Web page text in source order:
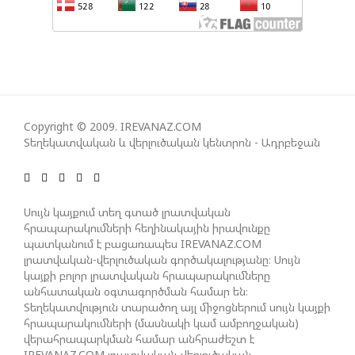
ՄԻԽԵԻԼ ԿԱՎԵԼԱՇՎԻԼԻ. ԱԴՐԲԵՋԱՆԸ, ԹՈՒՐՔԻԱՆ,
ՉԻՆԱՍՏԱՆԸ ԲԱՐՁՐ ԵՆ ԳՆԱՀԱՏՈՒՄ ՎՐԱՍՏԱՆԻ
ՉԵՉԵԼԱՇՎԻԼԻՆ ԱԴՐԲԵՋԱՆ-ԳԵՐՄԱՆԻԱ ԵՐԿԿՈՂՄ
ՌԱԶՄԱՎԱՐԱԿԱՆ ԳՈՐԾԸՆԿԵՐՈՒԹՅԱՆ ՄԱՍԻՆ
ՈՒԿՐԱԻՆԱՅՈՒՄ ԱԴՐԲԵՋԱՆԱԿԱՆ ՍՓՅՈՒՌՔԻ
ԱԿՏԻՎԻՍՏԻ ՈՐԴԻՆ ՆՇԱՆԱԿՎԵԼ Է ԿԻևԻ ՄԱՐԶԻ
Copyright © 2009. IREVANAZ.COM
Տեղեկատվական և վերլուծական կենտրոն - Ադրբեջան
Սույն կայքում տեղ գտած լրատվական
հրապարակումների հեղինակային իրավունքը
պատկանում է բացառապես IREVANAZ.COM
լրատվական-վերլուծական գործակալությանը։ Սույն
կայքի բոլոր լրատվական հրապարակումները
անհատական օգտագործման համար են։
Տեղեկատվություն տարածող այլ միջոցներում սույն կայքի
հրապարակումների (մասնակի կամ ամբողջական)
վերահրապարկման համար անհրաժեշտ է